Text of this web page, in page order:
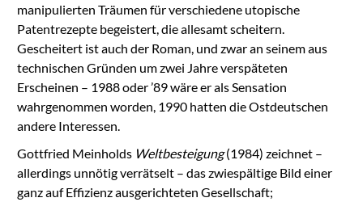
manipulierten Träumen für verschiedene utopische
Patentrezepte begeistert, die allesamt scheitern.
Gescheitert ist auch der Roman, und zwar an seinem aus
technischen Gründen um zwei Jahre verspäteten
Erscheinen – 1988 oder ’89 wäre er als Sensation
wahrgenommen worden, 1990 hatten die Ostdeutschen
andere Interessen.
Gottfried Meinholds Weltbesteigung(1984) zeichnet –
allerdings unnötig verrätselt – das zwiespältige Bild einer
ganz auf Effizienz ausgerichteten Gesellschaft;